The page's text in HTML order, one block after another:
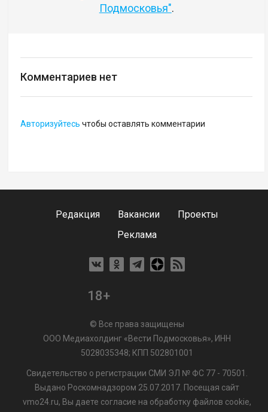
Подмосковья".
Комментариев нет
Авторизуйтесь чтобы оставлять комментарии
Редакция Вакансии
Проекты
Реклама
18+
© Все права защищены
ООО Медиахолдинг «Вести Подмосковья», ИНН
5028035348; КПП 502801001
Свидетельство о регистрации СМИ ЭЛ № ФС 77 - 70501.
Выдано Роскомнадзором 25.07.2017. Посещая сайт
vmo24.ru, Вы даете согласие на обработку файлов cookie,